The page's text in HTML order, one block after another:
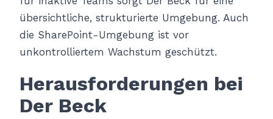
übersichtliche, strukturierte Umgebung. Auch
die SharePoint-Umgebung ist vor
unkontrolliertem Wachstum geschützt.
Herausforderungen bei
Der Beck